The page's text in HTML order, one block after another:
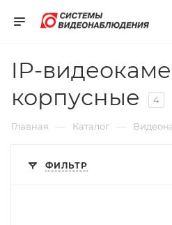
IP-
корпусные
4
Главная — Каталог —
ФИЛЬТР